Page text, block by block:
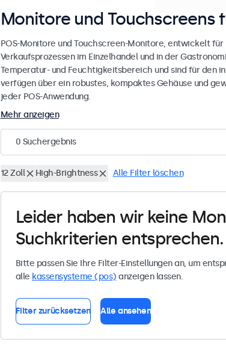
Monitore und Touchscreens
POS-Monitore und Touchscreen-Monitore, entwickelt für
Verkaufsprozessen im Einzelhandel und in der
Temperatur- und Feuchtigkeitsbereich und sind für den
verfügen über ein robustes, kompaktes Gehäuse und
jeder POS-Anwendung.
Mehr anzeigen
0 Suchergebnis
12 Zoll High-Brightness Alle Filter löschen
Leider haben wir keine
Suchkriterien entsprechen.
Bitte passen Sie Ihre Filter-Einstellungen an, um
alle kassensysteme (pos) anzeigen lassen.
Filter zurücksetzen Alle ansehen